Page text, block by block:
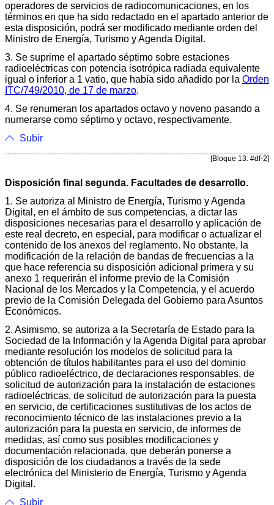
operadores de servicios de radiocomunicaciones, en los
términos en que ha sido redactado en el apartado anterior de
esta disposición, podrá ser modificado mediante orden del
Ministro de Energía, Turismo y Agenda Digital.
3. Se suprime el apartado séptimo sobre estaciones
radioeléctricas con potencia isotrópica radiada equivalente
igual o inferior a 1 vatio, que había sido añadido por la Orden
ITC/749/2010, de 17 de marzo.
4. Se renumeran los apartados octavo y noveno pasando a
numerarse como séptimo y octavo, respectivamente.
Subir
[Bloque 13: #df-2]
Disposición final segunda. Facultades de desarrollo.
1. Se autoriza al Ministro de Energía, Turismo y Agenda
Digital, en el ámbito de sus competencias, a dictar las
disposiciones necesarias para el desarrollo y aplicación de
este real decreto, en especial, para modificar o actualizar el
contenido de los anexos del reglamento. No obstante, la
modificación de la relación de bandas de frecuencias a la
que hace referencia su disposición adicional primera y su
anexo 1 requerirán el informe previo de la Comisión
Nacional de los Mercados y la Competencia, y el acuerdo
previo de la Comisión Delegada del Gobierno para Asuntos
Económicos.
2. Asimismo, se autoriza a la Secretaría de Estado para la
Sociedad de la Información y la Agenda Digital para aprobar
mediante resolución los modelos de solicitud para la
obtención de títulos habilitantes para el uso del dominio
público radioeléctrico, de declaraciones responsables, de
solicitud de autorización para la instalación de estaciones
radioeléctricas, de solicitud de autorización para la puesta
en servicio, de certificaciones sustitutivas de los actos de
reconocimiento técnico de las instalaciones previo a la
autorización para la puesta en servicio, de informes de
medidas, así como sus posibles modificaciones y
documentación relacionada, que deberán ponerse a
disposición de los ciudadanos a través de la sede
electrónica del Ministerio de Energía, Turismo y Agenda
Digital.
Subir